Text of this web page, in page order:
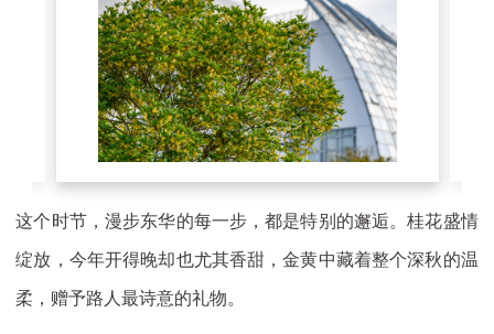
这个时节，漫步东华的每一步，都是特别的邂逅。桂花盛情
绽放，今年开得晚却也尤其香甜，金黄中藏着整个深秋的温
柔，赠予路人最诗意的礼物。